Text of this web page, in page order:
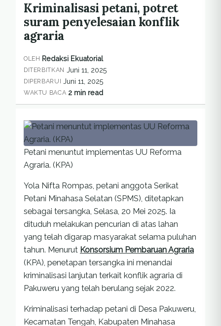
Kriminalisasi petani, potret
suram penyelesaian konflik
agraria
OLEH Redaksi Ekuatorial
DITERBITKAN Juni 11, 2025
DIPERBARUI Juni 11, 2025
WAKTU BACA 2 min read
Petani menuntut implementas UU Reforma
Agraria. (KPA)
Yola Nifta Rompas, petani anggota Serikat
Petani Minahasa Selatan (SPMS), ditetapkan
sebagai tersangka, Selasa, 20 Mei 2025. Ia
dituduh melakukan pencurian di atas lahan
yang telah digarap masyarakat selama puluhan
tahun. Menurut Konsorsium Pembaruan Agraria
(KPA), penetapan tersangka ini menandai
kriminalisasi lanjutan terkait konflik agraria di
Pakuweru yang telah berulang sejak 2022.
Kriminalisasi terhadap petani di Desa Pakuweru,
Kecamatan Tengah, Kabupaten Minahasa